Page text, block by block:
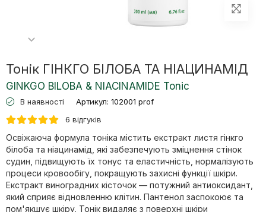
Тонік ГІНКГО БІЛОБА ТА НІАЦИНАМІД
GINKGO BILOBA & NIACINAMIDE Tonic
В наявності Артикул: 102001 prof
6 відгуків
Освіжаюча формула тоніка містить екстракт листя гінкго
білоба та ніацинамід, які забезпечують зміцнення стінок
судин, підвищують їх тонус та еластичність, нормалізують
процеси кровообігу, покращують захисні функції шкіри.
Екстракт виноградних кісточок — потужний антиоксидант,
який сприяє відновленню клітин. Пантенол заспокоює та
пом'якшує шкіру. Тонік видаляє з поверхні шкіри